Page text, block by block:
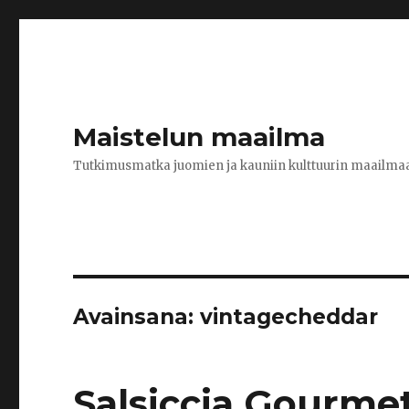
Maistelun maailma
Tutkimusmatka juomien ja kauniin kulttuurin
Avainsana:vintagecheddar